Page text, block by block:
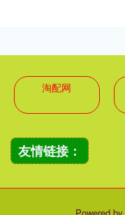
淘配网
友情链接：